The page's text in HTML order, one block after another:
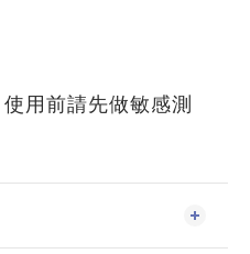
用前請先做敏感測